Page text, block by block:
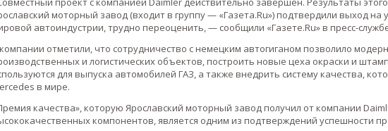
моторный завод (входит в группу — «Газета.Ru») подтвердили выход на
автоиндустрии, трудно переоценить, — сообщили «Газете.Ru» в пресс-
отметили, что сотрудничество с немецким автогиганом позволило
и логистических объектов, построить новые цеха окраски и
для выпуска автомобилей ГАЗ, а также внедрить систему качества,
в мире.
качества», которую Ярославский моторный завод получил от компании
компонентов, является одним из подтверждений успешности